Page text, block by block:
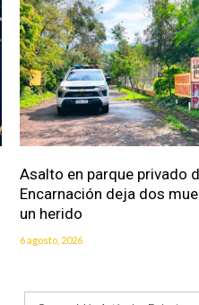
Asalto en parque privado
Encarnación deja dos
un herido
6 agosto, 2026